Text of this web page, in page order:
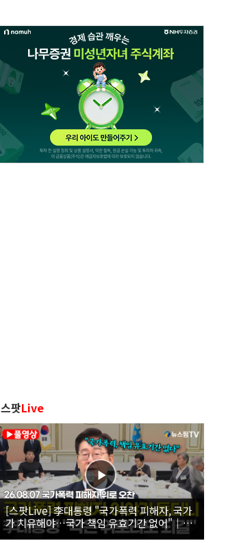
스팟Live
[스팟Live] 李대통령 "국가폭력 피해자, 국가
가 치유해야…국가 책임 유효기간 없어"｜
26.08.07 국가폭력 피해자 위로 오찬